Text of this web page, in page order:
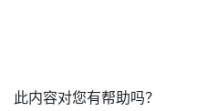
此内容对您有帮助吗？